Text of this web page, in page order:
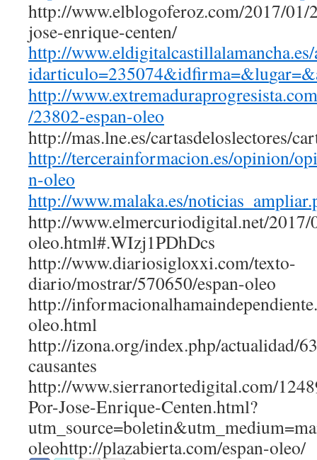
http://www.elblogoferoz.com/2017/01/
jose-enrique-centen/
http://www.eldigitalcastillala
idarticulo=235074&idfirma=&lu
http://www.extremaduraprogresi
/23802-espan-oleo
http://mas.lne.es/cartasdeloslectores/
http://tercerainformacion.es/opinion/
n-oleo
http://www.malaka.es/noticias_
http://www.elmercuriodigital.net/2017/
oleo.html#.WIzj1PDhDcs
http://www.diariosigloxxi.com/texto-
diario/mostrar/570650/espan-oleo
http://
oleo.html
http://izona.org/index.php/actualidad/
causantes
http://www.sierranortedigital.com/
Por-Jose-Enrique-Centen.html?
oleohttp://plazabierta.com/espan-oleo/